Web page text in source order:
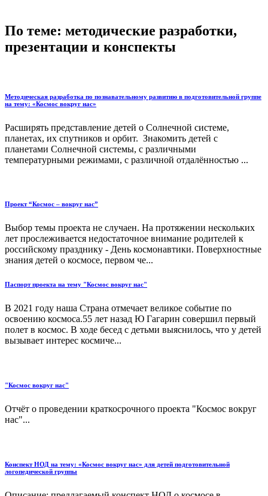
По теме: методические разработки,
презентации и конспекты
Методическая разработка по познавательному развитию в подготовительной группе
на тему: «Космос вокруг нас»
Расширять представление детей о Солнечной системе,
планетах, их спутников и орбит. Знакомить детей с
планетами Солнечной системы, с различными
температурными режимами, с различной отдалённостью ...
Проект “Космос – вокруг нас”
Выбор темы проекта не случаен. На протяжении нескольких
лет прослеживается недостаточное внимание родителей к
российскому празднику - День космонавтики. Поверхностные
знания детей о космосе, первом че...
Паспорт проекта на тему "Космос вокруг нас"
В 2021 году наша Страна отмечает великое событие по
освоению космоса.55 лет назад Ю Гагарин совершил первый
полет в космос. В ходе бесед с детьми выяснилось, что у детей
вызывает интерес космиче...
"Космос вокруг нас"
Отчёт о проведении краткосрочного проекта "Космос вокруг
нас"...
Конспект НОД на тему: «Космос вокруг нас» для детей подготовительной
логопедической группы